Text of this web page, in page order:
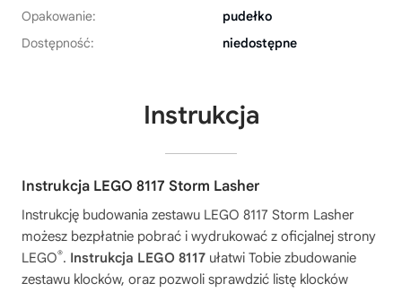
Opakowanie:
pudełko
Dostępność:
niedostępne
Instrukcja
Instrukcja LEGO 8117 Storm Lasher
Instrukcję budowania zestawu LEGO 8117 Storm Lasher
możesz bezpłatnie pobrać i wydrukować z oficjalnej strony
LEGO®. Instrukcja LEGO 8117 ułatwi Tobie zbudowanie
zestawu klocków, oraz pozwoli sprawdzić listę klocków